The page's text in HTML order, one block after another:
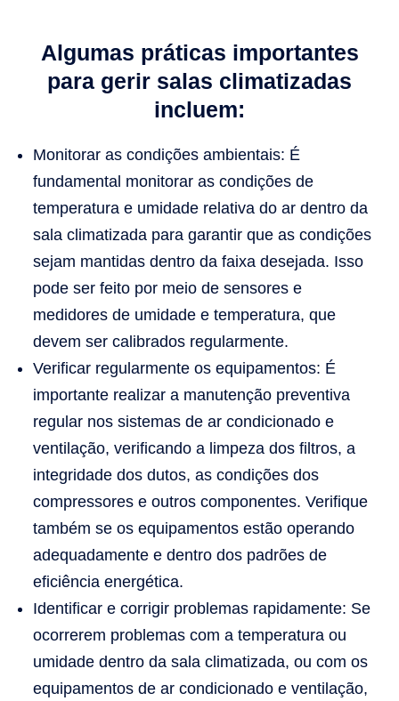
Algumas práticas importantes
para gerir salas climatizadas
incluem:
Monitorar as condições ambientais: É
fundamental monitorar as condições de
temperatura e umidade relativa do ar dentro da
sala climatizada para garantir que as condições
sejam mantidas dentro da faixa desejada. Isso
pode ser feito por meio de sensores e
medidores de umidade e temperatura, que
devem ser calibrados regularmente.
Verificar regularmente os equipamentos: É
importante realizar a manutenção preventiva
regular nos sistemas de ar condicionado e
ventilação, verificando a limpeza dos filtros, a
integridade dos dutos, as condições dos
compressores e outros componentes. Verifique
também se os equipamentos estão operando
adequadamente e dentro dos padrões de
eficiência energética.
Identificar e corrigir problemas rapidamente: Se
ocorrerem problemas com a temperatura ou
umidade dentro da sala climatizada, ou com os
equipamentos de ar condicionado e ventilação,